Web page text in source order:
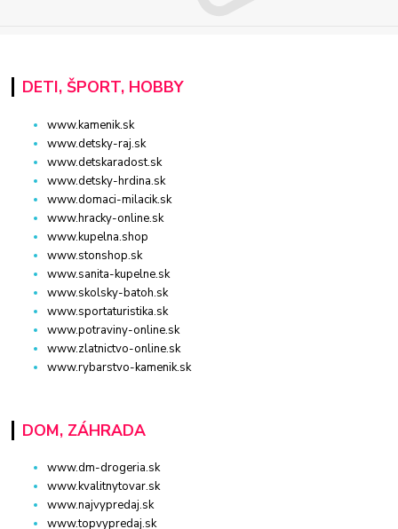
DETI, ŠPORT, HOBBY
www.kamenik.sk
www.detsky-raj.sk
www.detskaradost.sk
www.detsky-hrdina.sk
www.domaci-milacik.sk
www.hracky-online.sk
www.kupelna.shop
www.stonshop.sk
www.sanita-kupelne.sk
www.skolsky-batoh.sk
www.sportaturistika.sk
www.potraviny-online.sk
www.zlatnictvo-online.sk
www.rybarstvo-kamenik.sk
DOM, ZÁHRADA
www.dm-drogeria.sk
www.kvalitnytovar.sk
www.najvypredaj.sk
www.topvypredaj.sk